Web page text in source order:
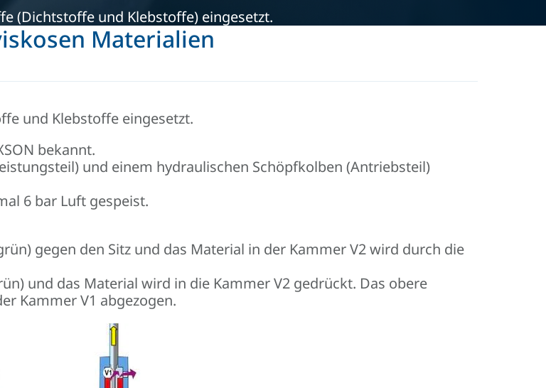
(Dichtstoffe und Klebstoffe) eingesetzt.
Materialien
und Klebstoffe eingesetzt.
bekannt.
und einem hydraulischen Schöpfkolben (Antriebsteil)
6 bar Luft gespeist.
gegen den Sitz und das Material in der Kammer V2 wird durch die
und das Material wird in die Kammer V2 gedrückt. Das obere
Kammer V1 abgezogen.